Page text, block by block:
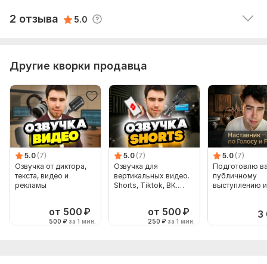
Запись для:
Ролика, рекламы,
Язык озвучки: Русский
Объем услуги в кворке: 120 секунд
2 отзыва 5.0
3. Сдал раньше срока, это огромный +
Другие кворки продавца
5.0 (7)
Озвучка от диктора,
текста, видео и
рекламы
от 500 ₽
500 ₽ за 1 мин.
5.0 (7)
Озвучка для
вертикальных видео.
Shorts, Tiktok, ВК.
от 500 ₽
250 ₽ за 1 мин.
5.0 (7)
Подготовлю
публичному
выступлению
3